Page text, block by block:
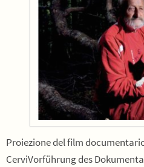
Proiezione del film
CerviVorführung des